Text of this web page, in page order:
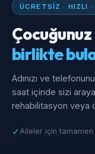
ÜCRETSIZ · HIZLI
birlikte
Adınızı ve
saat içinde sizi
rehabilitasyon veya
✓Aileler için